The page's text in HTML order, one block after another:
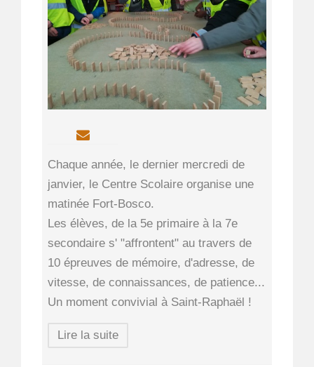
Chaque année, le dernier mercredi de
janvier, le Centre Scolaire organise une
matinée Fort-Bosco.
Les élèves, de la 5e primaire à la 7e
secondaire s' "affrontent" au travers de
10 épreuves de mémoire, d'adresse, de
vitesse, de connaissances, de patience...
Un moment convivial à Saint-Raphaël !
Lire la suite